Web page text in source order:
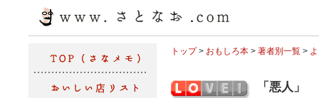
トップ> おもしろ本 > 著者別一覧 > よ
「悪人」